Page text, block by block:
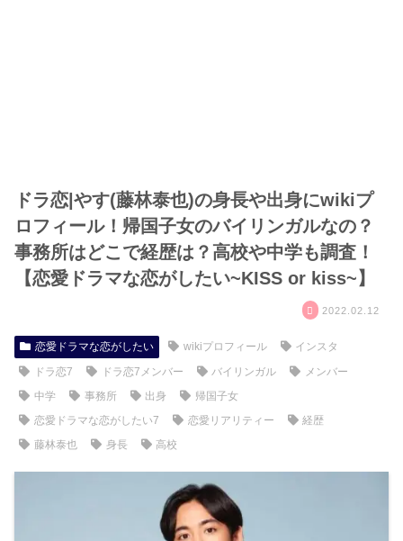
ドラ恋|やす(藤林泰也)の身長や出身にwikiプ
ロフィール！帰国子女のバイリンガルなの？
事務所はどこで経歴は？高校や中学も調査！
【恋愛ドラマな恋がしたい~KISS or kiss~】
2022.02.12
恋愛ドラマな恋がしたい wikiプロフィール
インスタ
ドラ恋7
ドラ恋7メンバー バイリンガル
メンバー
中学
事務所 出身
帰国子女
恋愛ドラマな恋がしたい7
恋愛リアリティー
経歴
藤林泰也
身長 高校